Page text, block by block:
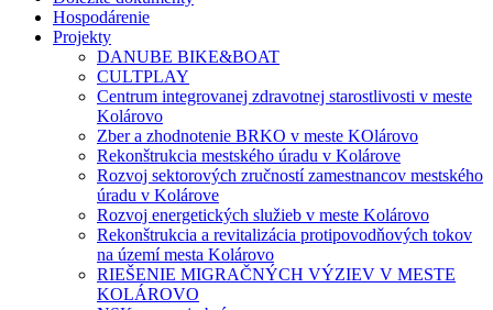
Hospodárenie
Projekty
DANUBE BIKE&BOAT
CULTPLAY
Centrum integrovanej zdravotnej starostlivosti v meste
Kolárovo
Zber a zhodnotenie BRKO v meste KOlárovo
Rekonštrukcia mestského úradu v Kolárove
Rozvoj sektorových zručností zamestnancov mestského
úradu v Kolárove
Rozvoj energetických služieb v meste Kolárovo
Rekonštrukcia a revitalizácia protipovodňových tokov
na území mesta Kolárovo
RIEŠENIE MIGRAČNÝCH VÝZIEV V MESTE
KOLÁROVO